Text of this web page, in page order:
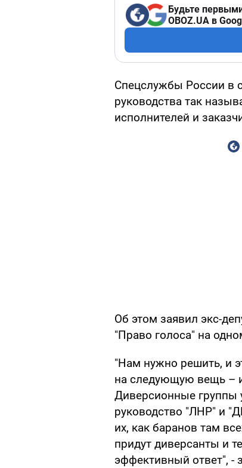
Будьте
OBOZ.UA в
Спецслужбы России в
руководства так
исполнителей и
Об этом заявил экс-
"Право голоса" на
"Нам нужно решить, и
на следующую вещь –
Диверсионные группы
руководство "ЛНР" и
их, как баранов там
придут диверсанты и
эффективный ответ", -